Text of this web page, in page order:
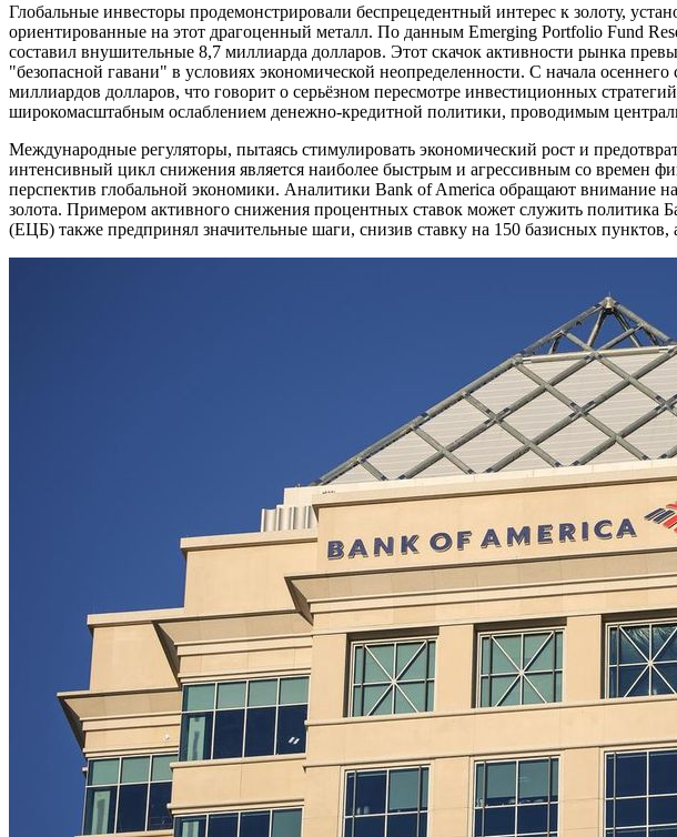
Глобальные инвесторы продемонстрировали беспрецедентный интерес к золоту,
ориентированные на этот драгоценный металл. По данным Emerging Portfolio Fund
составил внушительные 8,7 миллиарда долларов. Этот скачок активности рынка
"безопасной гавани" в условиях экономической неопределенности. С начала
миллиардов долларов, что говорит о серьёзном пересмотре инвестиционных
широкомасштабным ослаблением денежно-кредитной политики, проводимым
Международные регуляторы, пытаясь стимулировать экономический рост и
интенсивный цикл снижения является наиболее быстрым и агрессивным со времен
перспектив глобальной экономики. Аналитики Bank of America обращают внимание
золота. Примером активного снижения процентных ставок может служить
(ЕЦБ) также предпринял значительные шаги, снизив ставку на 150 базисных